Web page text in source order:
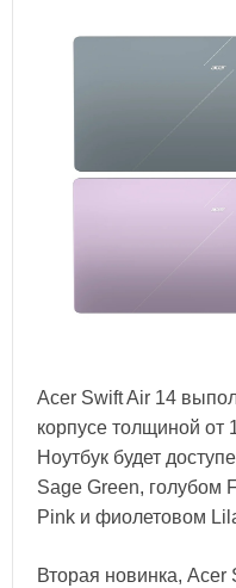
Acer Swift Air 14
корпусе толщиной от
Ноутбук будет
Sage Green, голубом
Pink и фиолетовом
Вторая новинка,